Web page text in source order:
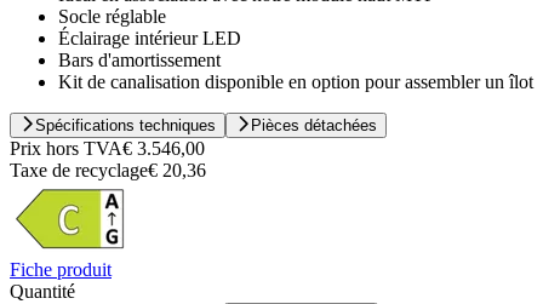
Socle réglable
Éclairage intérieur LED
Bars d'amortissement
Kit de canalisation disponible en option pour assembler un îlot
Spécifications techniques Pièces détachées
Prix hors TVA€ 3.546,00
Taxe de recyclage€ 20,36
Fiche produit
Quantité